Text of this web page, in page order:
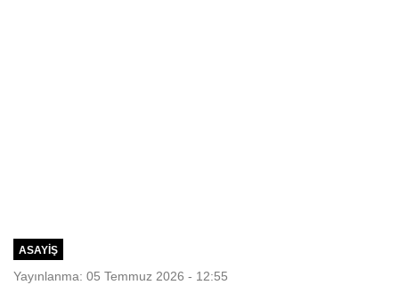
ASAYIŞ
Yayınlanma: 05 Temmuz 2026 - 12:55